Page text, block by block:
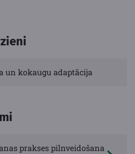
un kokaugu adaptācija
prakses pilnveidošana